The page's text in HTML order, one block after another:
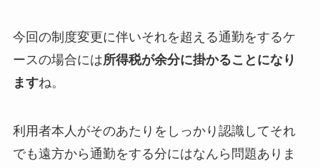
今回の制度変更に伴いそれを超える通勤をするケ
ースの場合には所得税が余分に掛かることになり
ますね。
利用者本人がそのあたりをしっかり認識してそれ
でも遠方から通勤をする分にはなんら問題ありま